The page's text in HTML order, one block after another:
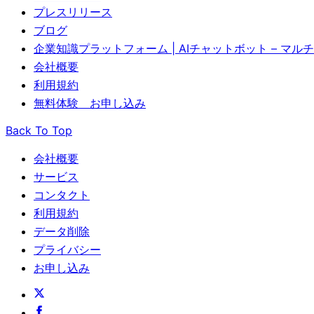
プレスリリース
ブログ
企業知識プラットフォーム | AIチャットボット – マル
会社概要
利用規約
無料体験 お申し込み
Back To Top
会社概要
サービス
コンタクト
利用規約
データ削除
プライバシー
お申し込み